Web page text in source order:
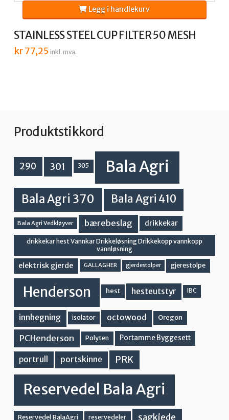
STAINLESS STEEL CUP FILTER 50 MESH
kr77,25 inkl. mva.
Legg i handlekurv
Produktstikkord
290 301 305 Bala Agri
Bala Agri 370 Bala Agri 410
Bala Agri Vedkløyver bærebeslag drikkekar
drikkekar hest Vannkar Drikkeløsning Drikkekopp vannkopp
vannløsning
elektrisk gjerde GALLAGHER gjerdestolper gjerestolpe
Henderson hest hesteutstyr IBC
innhegning isolator octowood Oregon
PCHenderson Polyten Portamme Byggesett
portrull portskinne PRK
Reservedel Bala Agri
Reservedel BalaAgri reservedeler sagkjede